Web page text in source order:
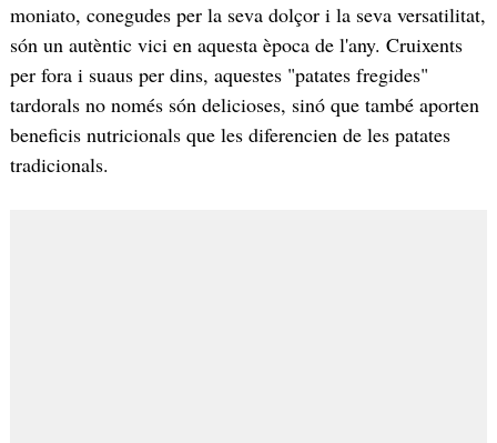
moniato, conegudes per la seva dolçor i la seva versatilitat,
són un autèntic vici en aquesta època de l'any. Cruixents
per fora i suaus per dins, aquestes "patates fregides"
tardorals no només són delicioses, sinó que també aporten
beneficis nutricionals que les diferencien de les patates
tradicionals.